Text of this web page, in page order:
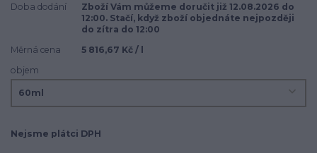
Doba dodání
Zboží Vám můžeme doručit již 12.08.2026 do
12:00. Stačí, když zboží objednáte nejpozději
do zítra do 12:00
Měrná cena
5 816,67 Kč / l
objem
Nejsme plátci DPH